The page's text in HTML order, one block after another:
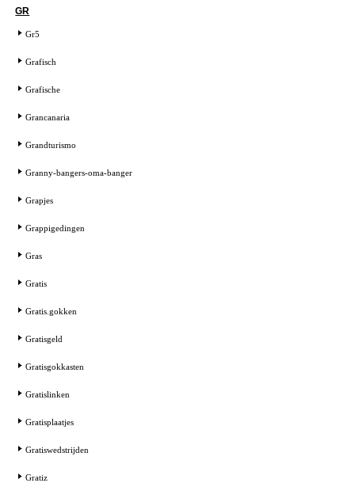
GR
Gr5
Grafisch
Grafische
Grancanaria
Grandturismo
Granny-bangers-oma-banger
Grapjes
Grappigedingen
Gras
Gratis
Gratis.gokken
Gratisgeld
Gratisgokkasten
Gratislinken
Gratisplaatjes
Gratiswedstrijden
Gratiz